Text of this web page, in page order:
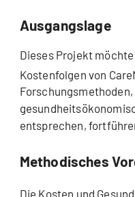
Ausgangslage
Dieses Projekt
Kostenfolgen von
entsprechen,
Methodisches
Die Kosten und